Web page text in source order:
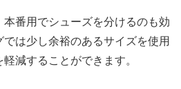
本番用でシューズを分けるのも効
は少し余裕のあるサイズを使用
減することができます。